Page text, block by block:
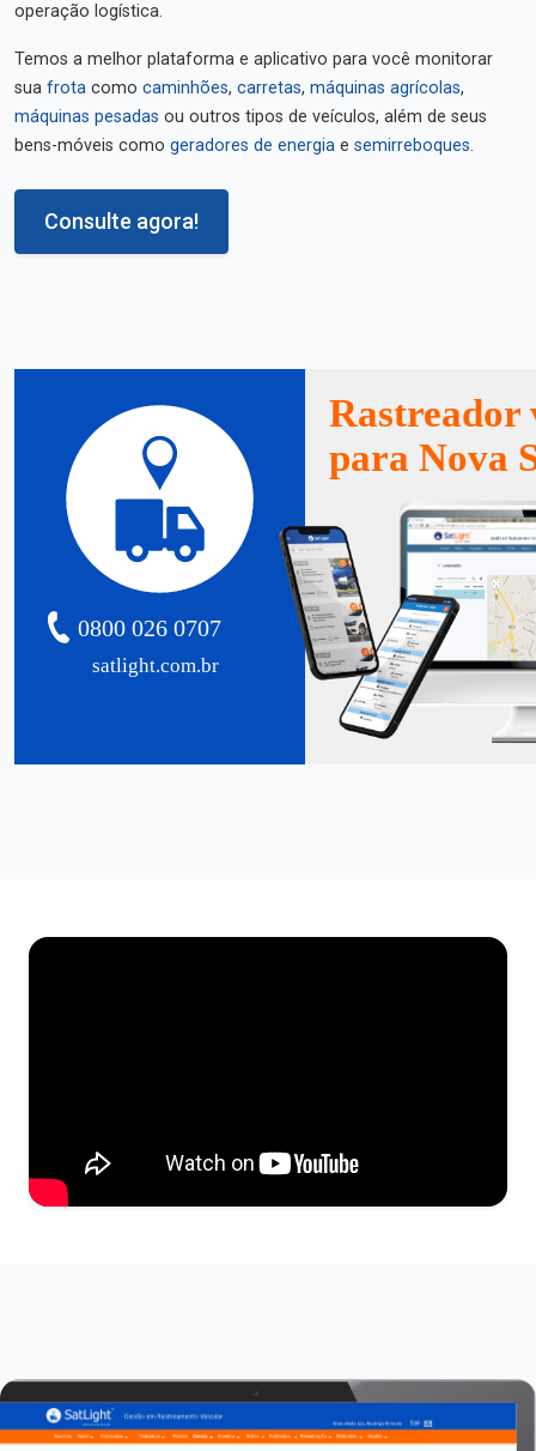
operação logística.
Temos a melhor plataforma e aplicativo para você monitorar
sua frota como caminhões, carretas, máquinas agrícolas,
máquinas pesadas ou outros tipos de veículos, além de seus
bens-móveis como geradores de energia e semirreboques.
Consulte agora!
satlight.com.br
0800 026 0707
Rastreador
para Nova